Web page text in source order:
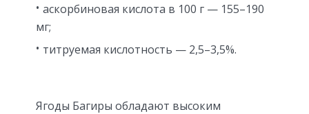
аскорбиновая кислота в 100 г — 155–190
мг;
титруемая кислотность — 2,5–3,5%.
Ягоды Багиры обладают высоким